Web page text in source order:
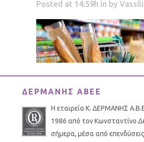
Posted at 14:59h in by
ΔΕΡΜΑΝΗΣ ΑΒΕΕ
Η εταιρεία Κ. ΔΕΡΜΑΝΗΣ
1986 από τον Κωνσταντίνο
σήμερα, μέσα από επενδύσεις